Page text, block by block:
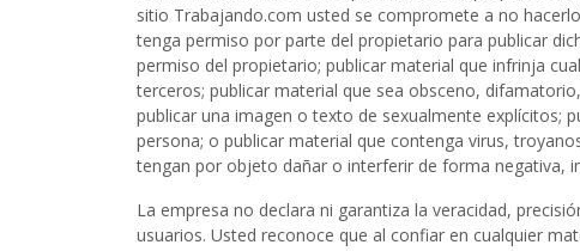
sitio Trabajando.com usted se compromete a no
tenga permiso por parte del propietario para publicar
permiso del propietario; publicar material que infrinja
terceros; publicar material que sea obsceno,
publicar una imagen o texto de sexualmente explícitos;
persona; o publicar material que contenga virus,
tengan por objeto dañar o interferir de forma negativa,
La empresa no declara ni garantiza la veracidad,
usuarios. Usted reconoce que al confiar en cualquier